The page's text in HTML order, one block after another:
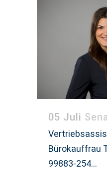
05 Juli
Bürokauffrau
99883-254...